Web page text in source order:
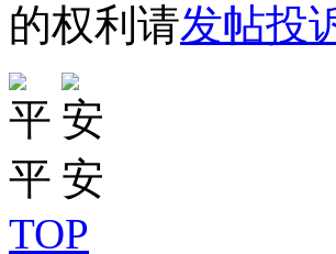
的权利请发帖投
TOP